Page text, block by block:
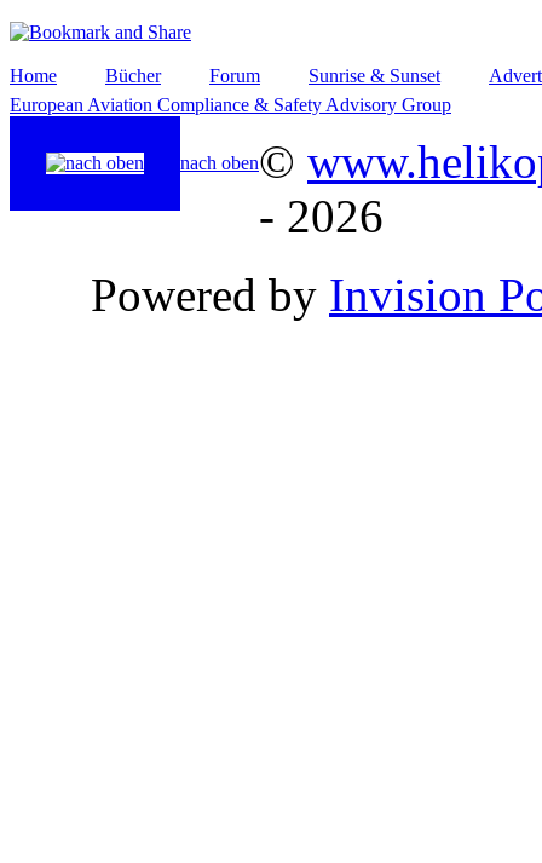
Home Bücher Forum Sunrise & Sunset
European Aviation Compliance & Safety Advisory Group
nach oben©
- 2026
Powered by Invision